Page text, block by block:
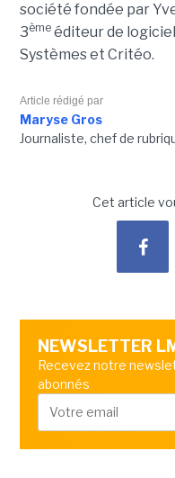
société fondée par
3èmeéditeur de
Systèmes et Critéo.
Article rédigé par
Maryse Gros
Journaliste, chef de
Cet article
NEWSLETTER
Recevez notre
abonnés